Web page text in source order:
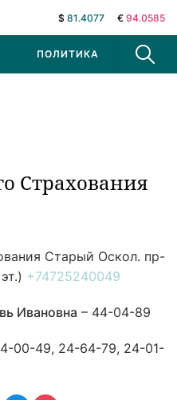
$ 81.4077 € 94.0585
ПОЛИТИКА В МИРЕ
Страхования
Старый Оскол. пр-
+74725240049
Ивановна – 44-04-89
00-49, 24-64-79, 24-01-